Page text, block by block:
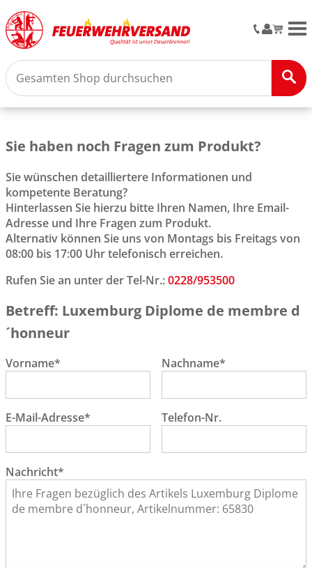
Sie haben noch Fragen zum Produkt?
Sie wünschen detailliertere Informationen und
kompetente Beratung?
Hinterlassen Sie hierzu bitte Ihren Namen, Ihre Email-
Adresse und Ihre Fragen zum Produkt.
Alternativ können Sie uns von Montags bis Freitags von
08:00 bis 17:00 Uhr telefonisch erreichen.
Rufen Sie an unter der Tel-Nr.:0228/953500
Betreff: Luxemburg Diplome de membre d
´honneur
Vorname* Nachname*
E-Mail-Adresse* Telefon-Nr.
Nachricht*